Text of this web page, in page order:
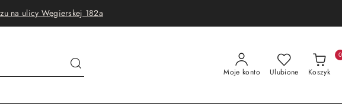
na ulicy Węgierskej 182a
Moje konto Ulubione Koszyk
0